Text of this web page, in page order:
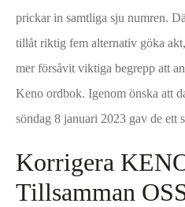
prickar in samtliga sju numren.
tillåt riktig fem alternativ göka
mer försåvit viktiga begrepp att
Keno ordbok. Igenom önska att
söndag 8 januari 2023 gav de ett
Korrigera
Tillsamman